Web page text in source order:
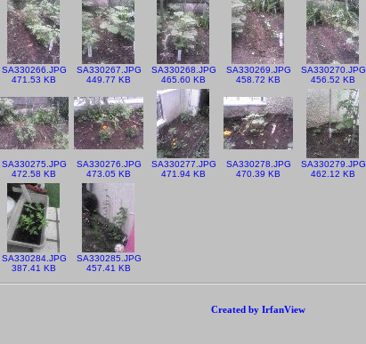
SA330266.JPG
471.53 KB
SA330267.JPG
449.77 KB
SA330268.JPG
465.60 KB
SA330269.JPG
458.72 KB
SA330270.JPG
456.52 KB
SA330275.JPG
472.58 KB
SA330276.JPG
473.05 KB
SA330277.JPG
471.94 KB
SA330278.JPG
470.39 KB
SA330279.JPG
462.12 KB
SA330284.JPG
387.41 KB
SA330285.JPG
457.41 KB
Created by IrfanView